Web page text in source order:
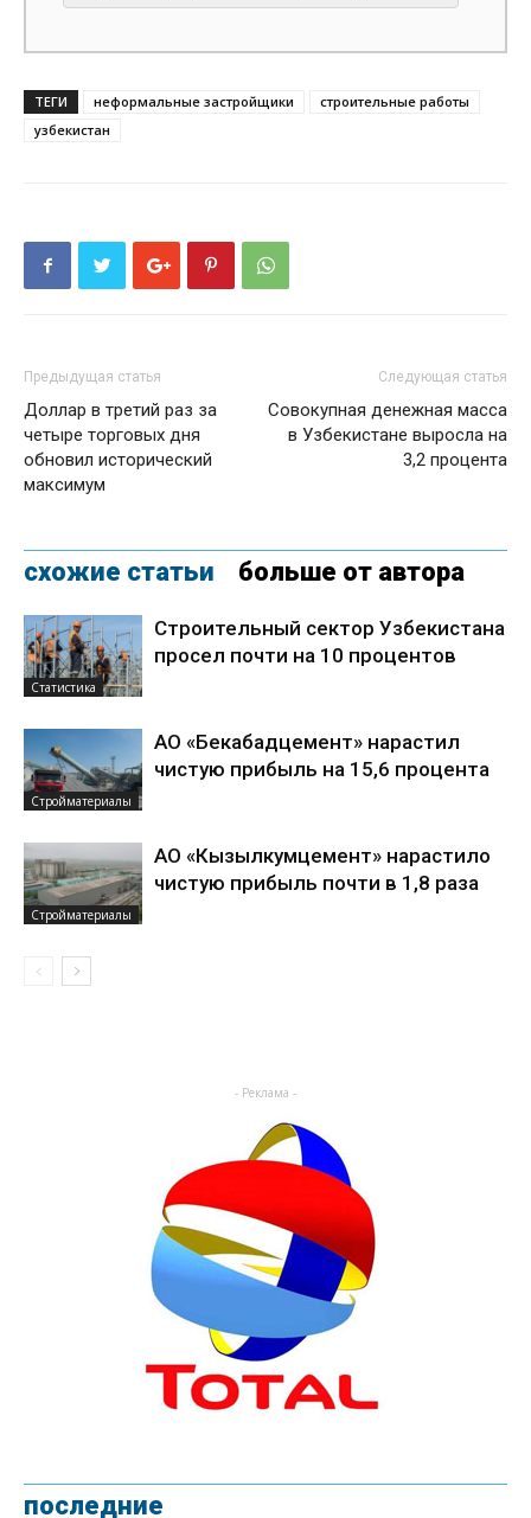
ТЕГИ неформальные застройщики
строительные работы
узбекистан
Предыдущая статья
Доллар в третий раз за
четыре торговых дня
обновил исторический
максимум
Следующая статья
Совокупная денежная масса
в Узбекистане выросла на
3,2 процента
схожие статьи больше от автора
Статистика
Строительный сектор Узбекистана
просел почти на 10 процентов
Стройматериалы
АО «Бекабадцемент» нарастил
чистую прибыль на 15,6 процента
Стройматериалы
АО «Кызылкумцемент» нарастило
чистую прибыль почти в 1,8 раза
- Реклама -
последние